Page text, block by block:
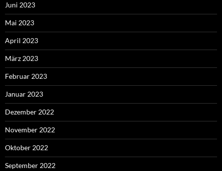
Juni 2023
Mai 2023
April 2023
März 2023
Februar 2023
Januar 2023
Dezember 2022
November 2022
Oktober 2022
September 2022